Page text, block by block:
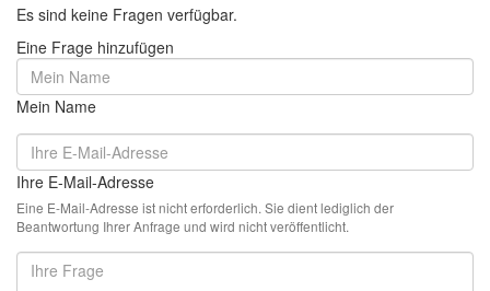
Es sind keine Fragen verfügbar.
Eine Frage hinzufügen
Mein Name
Ihre E-Mail-Adresse
Eine E-Mail-Adresse ist nicht erforderlich. Sie dient lediglich der
Beantwortung Ihrer Anfrage und wird nicht veröffentlicht.